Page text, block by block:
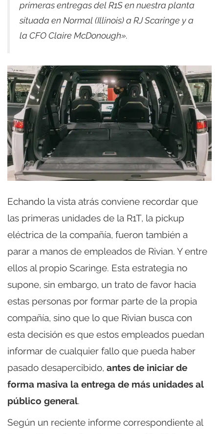
primeras entregas del R1S en nuestra planta
situada en Normal (Illinois) a RJ Scaringe y a
la CFO Claire McDonough».
Echando la vista atrás conviene recordar que
las primeras unidades de la R1T, la pickup
eléctrica de la compañía, fueron también a
parar a manos de empleados de Rivian. Y entre
ellos al propio Scaringe. Esta estrategia no
supone, sin embargo, un trato de favor hacia
estas personas por formar parte de la propia
compañía, sino que lo que Rivian busca con
esta decisión es que estos empleados puedan
informar de cualquier fallo que pueda haber
pasado desapercibido, antes de iniciar de
forma masiva la entrega de más unidades al
público general.
Según un reciente informe correspondiente al